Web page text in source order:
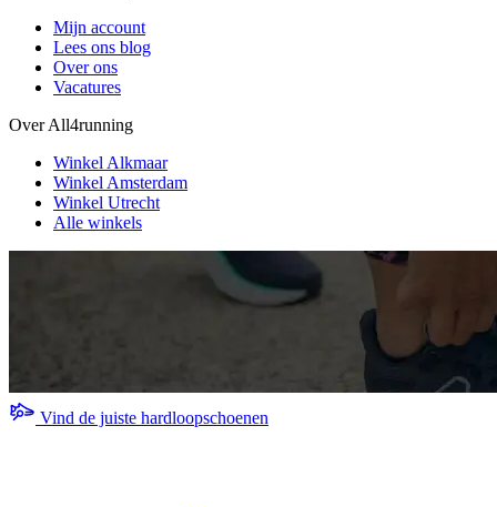
Mijn account
Lees ons blog
Over ons
Vacatures
Over All4running
Winkel Alkmaar
Winkel Amsterdam
Winkel Utrecht
Alle winkels
Vind de juiste hardloopschoenen